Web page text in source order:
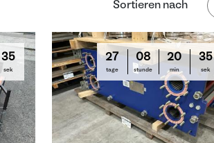
Sortieren nach
33
sek
27
tage
08
stunde
20
min
33
sek